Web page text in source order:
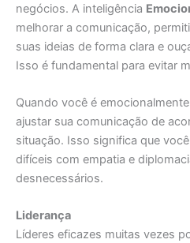
negócios. A inteligência
melhorar a comunicação,
suas ideias de forma clara e
Isso é fundamental para evitar
Quando você é
ajustar sua comunicação de
situação. Isso significa que
difíceis com empatia e
desnecessários.
Liderança
Líderes eficazes muitas vezes